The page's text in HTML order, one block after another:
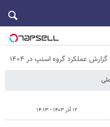
عملکرد گروه اسنپ در ۱۴۰۴
۱۲ آذر ۱۴۰۳ - ۱۴:۱۳